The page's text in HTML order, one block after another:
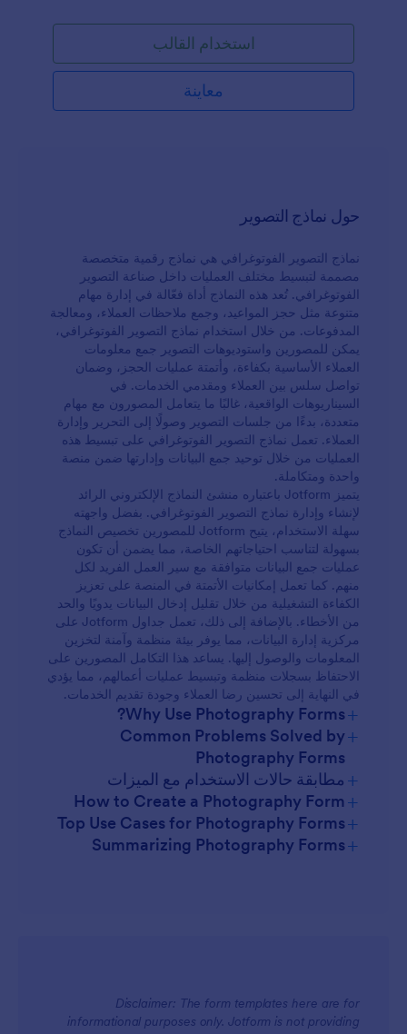
استخدام القالب
معاينة
حول نماذج التصوير
نماذج التصوير الفوتوغرافي هي نماذج رقمية متخصصة
مصممة لتبسيط مختلف العمليات داخل صناعة التصوير
الفوتوغرافي. تُعد هذه النماذج أداة فعّالة في إدارة مهام
متنوعة مثل حجز المواعيد، وجمع ملاحظات العملاء، ومعالجة
المدفوعات. من خلال استخدام نماذج التصوير الفوتوغرافي،
يمكن للمصورين واستوديوهات التصوير جمع معلومات
العملاء الأساسية بكفاءة، وأتمتة عمليات الحجز، وضمان
تواصل سلس بين العملاء ومقدمي الخدمات. في
السيناريوهات الواقعية، غالبًا ما يتعامل المصورون مع مهام
متعددة، بدءًا من جلسات التصوير وصولًا إلى التحرير وإدارة
العملاء. تعمل نماذج التصوير الفوتوغرافي على تبسيط هذه
العمليات من خلال توحيد جمع البيانات وإدارتها ضمن منصة
واحدة ومتكاملة.
يتميز Jotform باعتباره منشئ النماذج الإلكتروني الرائد
لإنشاء وإدارة نماذج التصوير الفوتوغرافي. بفضل واجهته
سهلة الاستخدام، يتيح Jotform للمصورين تخصيص النماذج
بسهولة لتناسب احتياجاتهم الخاصة، مما يضمن أن تكون
عمليات جمع البيانات متوافقة مع سير العمل الفريد لكل
منهم. كما تعمل إمكانيات الأتمتة في المنصة على تعزيز
الكفاءة التشغيلية من خلال تقليل إدخال البيانات يدويًا والحد
من الأخطاء. بالإضافة إلى ذلك، تعمل جداول Jotform على
مركزية إدارة البيانات، مما يوفر بيئة منظمة وآمنة لتخزين
المعلومات والوصول إليها. يساعد هذا التكامل المصورين على
الاحتفاظ بسجلات منظمة وتبسيط عمليات أعمالهم، مما يؤدي
في النهاية إلى تحسين رضا العملاء وجودة تقديم الخدمات.
+
Why Use Photography Forms?
+
Common Problems Solved by
Photography Forms
+ مطابقة حالات الاستخدام مع الميزات
+
How to Create a Photography Form
+
Top Use Cases for Photography Forms
For Managers +
Summarizing Photography Forms
Disclaimer: The form templates here are for
informational purposes only. Jotform is not providing